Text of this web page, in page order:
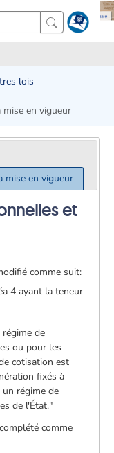
lois
en vigueur
mise en vigueur
et
comme suit:
4 ayant la teneur
de
ou pour les
cotisation est
fixés à
régime de
de l'État."
comme